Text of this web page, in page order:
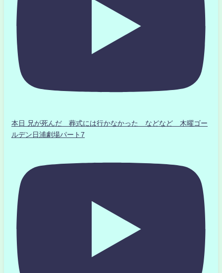
本日 兄が死んだ 葬式には行かなかった などなど 木曜ゴー
ルデン日浦劇場パート7